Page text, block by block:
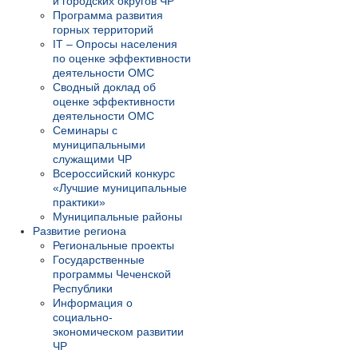
Программа развития
горных территорий
IT – Опросы населения
по оценке эффективности
деятельности ОМС
Сводный доклад об
оценке эффективности
деятельности ОМС
Семинары с
муниципальными
служащими ЧР
Всероссийский конкурс
«Лучшие муниципальные
практики»
Муниципальные районы
Развитие региона
Региональные проекты
Государственные
программы Чеченской
Республики
Информация о
социально-
экономическом развитии
ЧР